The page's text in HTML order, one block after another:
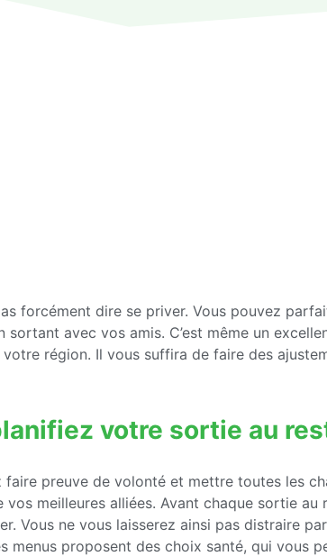
forcément dire se priver. Vous pouvez
sortant avec vos amis. C’est même un
région. Il vous suffira de faire des
votre sortie au
faire preuve de volonté et mettre toutes les
vos meilleures alliées. Avant chaque sortie
Vous ne vous laisserez ainsi pas distraire
menus proposent des choix santé, qui vous